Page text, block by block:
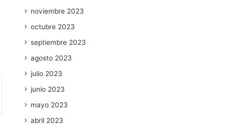
noviembre 2023
octubre 2023
septiembre 2023
agosto 2023
julio 2023
junio 2023
mayo 2023
abril 2023